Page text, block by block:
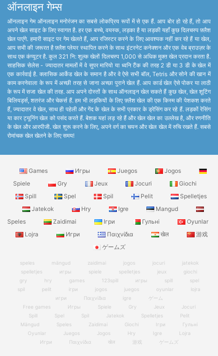
ऑनलाइन गेम्स
ऑनलाइन गेम ऑनलाइन मनोरंजन का सबसे लोकप्रिय रूपों में से एक हैं. आप बोर हो रहे हैं, तो आप
अपने खेल साइट के लिए स्वागत है. हर एक बच्चे, वयस्क, लड़का है या लड़की यहाँ कुछ दिलचस्प फ़्लैश
खेल पाएंगे. हमारी साइट पर गेम खेलते हैं, आप रजिस्टर करने के लिए आवश्यक नहीं कर रहे हैं या खेल,
आप सभी की जरूरत है फ़्लैश प्लेयर स्थापित करने के साथ इंटरनेट कनेक्शन और एक वेब ब्राउज़र के
साथ एक कंप्यूटर है. कुल 321 नि: शुल्क खेलों दिलचस्प 1,000 से अधिक मुक्त खेल प्रदान करता है.
साहसिक सेलेस - ज्यादातर मामलों में वे सुपर मारियो या ध्वनि टैंक की तरह 2 डी या 3 डी के खेल में
एक कार्रवाई है. क्लासिक आर्केड खेल के समान है और वे ऐसे सभी बॉल, Tetris और सोने की खान में
काम करनेवाला के रूप में अच्छी तरह से जाना अच्छा पुराने खेल हैं. आप कार्ड खेल ऐसे पोकर या लाठी
के रूप में सजा खेल की तरह. आप अपने दोस्तों के साथ ऑनलाइन खेल सकते हैं कुछ खेल, खेल शूटिंग
बिलियर्ड्स, शतरंज और चेकर्स हैं. हम भी लड़कियों के लिए फ़्लैश खेल की एक किस्म की पेशकश करते
हैं, ज्यादातर वे खेल, साथ ही पहेली और गेंद के खेल के सभी प्रकार के ड्रेसिंग कर रहे हैं. लड़कों रेसिंग
या कार ट्यूनिंग खेल को पसंद करते हैं. बेशक यहां लड़ रहे हैं और खेल खेल का उल्लेख है, और रणनीति
के खेल और आरपीजी. खेल शुरू करने के लिए, अपने वर्ग का चयन और खेल खेल में रुचि रखते हैं. सबसे
रोमांचक खेल खेलने के लिए समय!
Games Игры Juegos
Jogos
Spiele
Gry Jeux Jocuri
Giochi
Spill
Spel Spil Pelit
Spelletjes
Jatekok
Hry Igre
Mangud
Speles
Zaidimai Ігри Гульні
Oyunlar
Lojra
Игри Παιχνίδια खेल
游戏
ゲームズ
speles mängud zaidimai jogos jocuri
jatekok
spelletjes
игры spiele spelletjes jeux
giochi
gry
hry games 123spill игры spill
spel
spil
pelit ігри jogos juegos oyunlar
lojra
игри
Παιχνίδια igre
ゲーム
Free games
Игры Spiele Gry Jeux
Jocuri
Spill
Spel Spil Jatekok Spelletjes
Pelit
Mängud
Speles Zaidimai Giochi Ігри
Гульні
Oyunlar
Juegos Jogos Hry Igre
Lojra
Игри
Παιχνίδια खेल 游戏 ゲームズ